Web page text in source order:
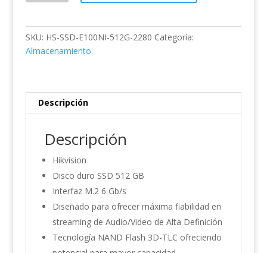
512G-
2280
SKU: HS-SSD-E100NI-512G-2280 Categoría:
Almacenamiento
Descripción
Descripción
Hikvision
Disco duro SSD 512 GB
Interfaz M.2 6 Gb/s
Diseñado para ofrecer máxima fiabilidad en
streaming de Audio/Video de Alta Definición
Tecnología NAND Flash 3D-TLC ofreciendo